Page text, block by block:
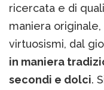
ricercata e di
maniera
virtuosismi, dal
in maniera
secondi e dolci.